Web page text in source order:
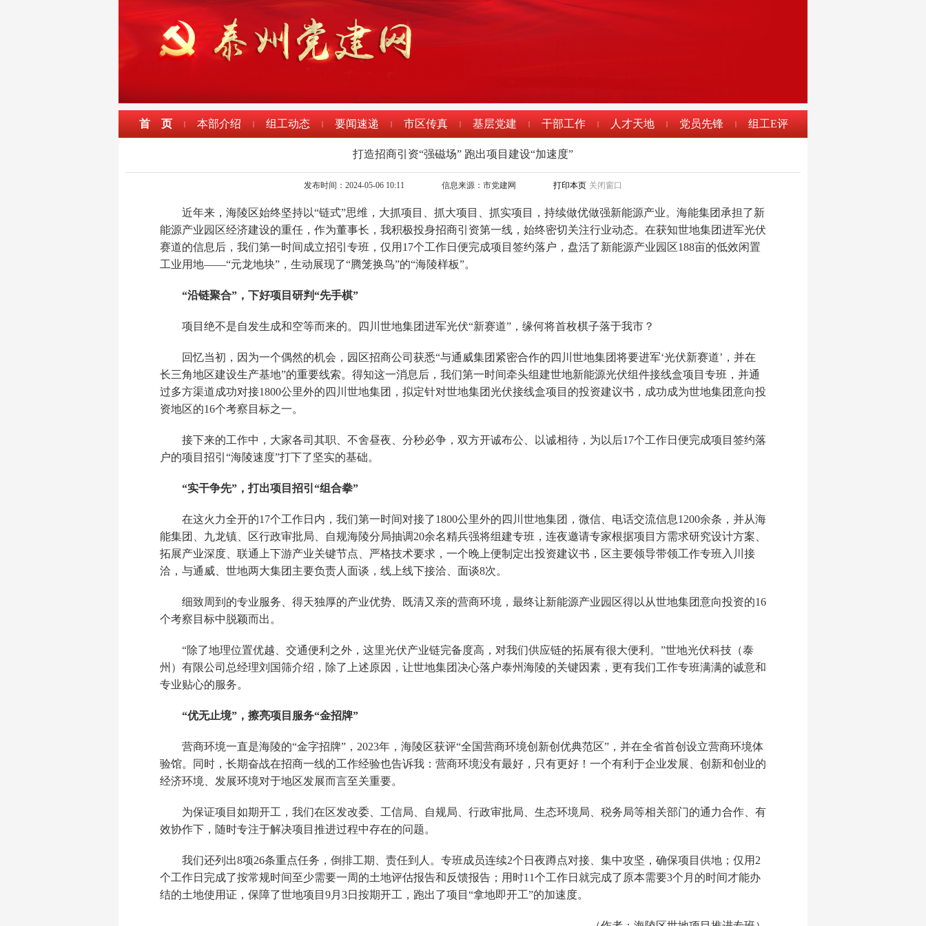
首 页 | 本部介绍 | 组工动态 | 要闻速递 | 市区传真 | 基层党建 | 干部工作 | 人才天地 | 党员先锋 | 组工E评
打造招商引资“强磁场” 跑出项目建设“加速度”
发布时间：2024-05-06 10:11 信息来源：市党建网 打印本页 关闭窗口
近年来，海陵区始终坚持以“链式”思维，大抓项目、抓大项目、抓实项目，持续做优做强新能源产业。海能集团承担了新
能源产业园区经济建设的重任，作为董事长，我积极投身招商引资第一线，始终密切关注行业动态。在获知世地集团进军光伏
赛道的信息后，我们第一时间成立招引专班，仅用17个工作日便完成项目签约落户，盘活了新能源产业园区188亩的低效闲置
工业用地——“元龙地块”，生动展现了“腾笼换鸟”的“海陵样板”。
“沿链聚合”，下好项目研判“先手棋”
项目绝不是自发生成和空等而来的。四川世地集团进军光伏“新赛道”，缘何将首枚棋子落于我市？
回忆当初，因为一个偶然的机会，园区招商公司获悉“与通威集团紧密合作的四川世地集团将要进军‘光伏新赛道’，并在
长三角地区建设生产基地”的重要线索。得知这一消息后，我们第一时间牵头组建世地新能源光伏组件接线盒项目专班，并通
过多方渠道成功对接1800公里外的四川世地集团，拟定针对世地集团光伏接线盒项目的投资建议书，成功成为世地集团意向投
资地区的16个考察目标之一。
接下来的工作中，大家各司其职、不舍昼夜、分秒必争，双方开诚布公、以诚相待，为以后17个工作日便完成项目签约落
户的项目招引“海陵速度”打下了坚实的基础。
“实干争先”，打出项目招引“组合拳”
在这火力全开的17个工作日内，我们第一时间对接了1800公里外的四川世地集团，微信、电话交流信息1200余条，并从海
能集团、九龙镇、区行政审批局、自规海陵分局抽调20余名精兵强将组建专班，连夜邀请专家根据项目方需求研究设计方案、
拓展产业深度、联通上下游产业关键节点、严格技术要求，一个晚上便制定出投资建议书，区主要领导带领工作专班入川接
洽，与通威、世地两大集团主要负责人面谈，线上线下接洽、面谈8次。
细致周到的专业服务、得天独厚的产业优势、既清又亲的营商环境，最终让新能源产业园区得以从世地集团意向投资的16
个考察目标中脱颖而出。
“除了地理位置优越、交通便利之外，这里光伏产业链完备度高，对我们供应链的拓展有很大便利。”世地光伏科技（泰
州）有限公司总经理刘国筛介绍，除了上述原因，让世地集团决心落户泰州海陵的关键因素，更有我们工作专班满满的诚意和
专业贴心的服务。
“优无止境”，擦亮项目服务“金招牌”
营商环境一直是海陵的“金字招牌”，2023年，海陵区获评“全国营商环境创新创优典范区”，并在全省首创设立营商环境体
验馆。同时，长期奋战在招商一线的工作经验也告诉我：营商环境没有最好，只有更好！一个有利于企业发展、创新和创业的
经济环境、发展环境对于地区发展而言至关重要。
为保证项目如期开工，我们在区发改委、工信局、自规局、行政审批局、生态环境局、税务局等相关部门的通力合作、有
效协作下，随时专注于解决项目推进过程中存在的问题。
我们还列出8项26条重点任务，倒排工期、责任到人。专班成员连续2个日夜蹲点对接、集中攻坚，确保项目供地；仅用2
个工作日完成了按常规时间至少需要一周的土地评估报告和反馈报告；用时11个工作日就完成了原本需要3个月的时间才能办
结的土地使用证，保障了世地项目9月3日按期开工，跑出了项目“拿地即开工”的加速度。